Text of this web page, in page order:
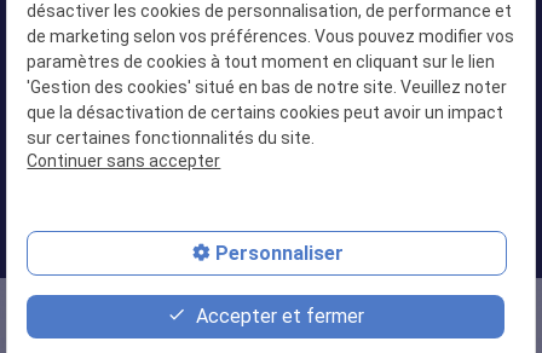
phone phone_callback
Plan du site
Mentions légales
Politique de confidentialité
désactiver les cookies de personnalisation, de performance et
de marketing selon vos préférences. Vous pouvez modifier vos
paramètres de cookies à tout moment en cliquant sur le lien
'Gestion des cookies' situé en bas de notre site. Veuillez noter
que la désactivation de certains cookies peut avoir un impact
sur certaines fonctionnalités du site.
Continuer sans accepter
Personnaliser
Accepter et fermer